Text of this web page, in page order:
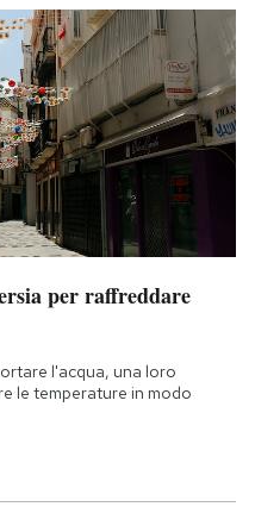
per raffreddare
l'acqua, una loro
le temperature in modo